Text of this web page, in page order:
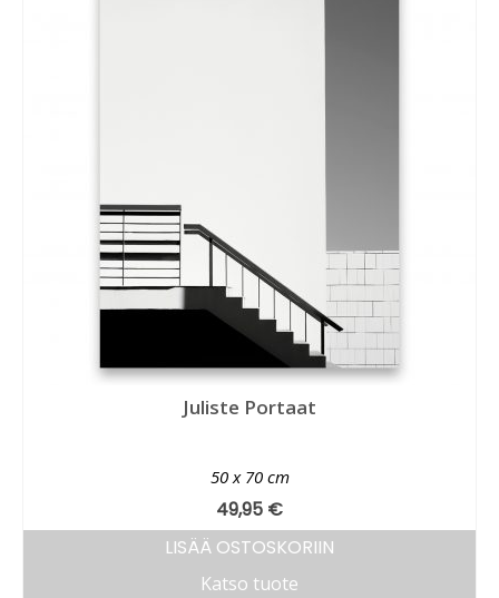
Juliste Portaat
50 x 70 cm
49,95 €
LISÄÄ OSTOSKORIIN
Katso tuote